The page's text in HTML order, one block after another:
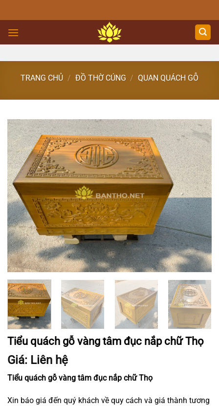
to
content
TRANG CHỦ / ĐỒ THỜ CÚNG / QUAN QUÁCH GỖ
Tiểu quách gỗ vàng tâm đục nắp chữ Thọ
Giá: Liên hệ
Tiểu quách gỗ vàng tâm đục nắp chữ Thọ
Xin báo giá đến quý khách về quy cách và giá thành tương